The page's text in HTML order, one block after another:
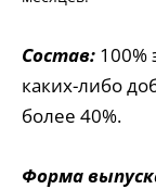
Состав: 100%
каких-либо
более 40%.
Форма